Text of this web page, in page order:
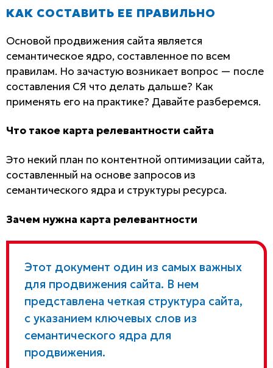
КАК СОСТАВИТЬ ЕЕ ПРАВИЛЬНО
Основой продвижения сайта является
семантическое ядро, составленное по всем
правилам. Но зачастую возникает вопрос — после
составления СЯ что делать дальше? Как
применять его на практике? Давайте разберемся.
Что такое карта релевантности сайта
Это некий план по контентной оптимизации сайта,
составленный на основе запросов из
семантического ядра и структуры ресурса.
Зачем нужна карта релевантности
Этот документ один из самых важных
для продвижения сайта. В нем
представлена четкая структура сайта,
с указанием ключевых слов из
семантического ядра для
продвижения.